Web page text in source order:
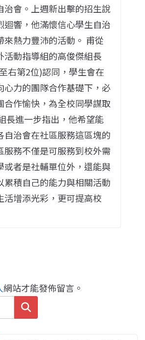
治會。上週新出擊的招生說
迴響，他滿懷信心學生自治
來熱力豐沛的活動。 甫從
活動指導組的高俊傑組長
右第2位)認同，學生會在
心力的團隊合作基礎下，必
合作愉快，為全校同學謀取
長進一步指出，他希望能
自治會在社區服務這區塊的
服務不僅是可服務到校外需
或者是社輔單位外，還能與
累積自己的能力與相關活動
活增添光彩，更可提高校
網站才能發佈留言。
搜尋